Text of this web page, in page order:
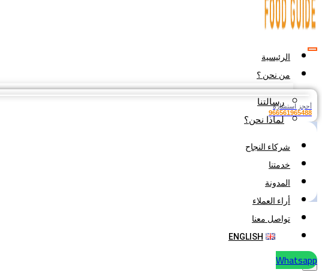
الرئيسية
من نحن ؟
رسالتنا
لماذا نحن؟
شركاء النجاح
خدمتنا
المدونة
أراء العملاء
تواصل معنا
ENGLISH
X
أحجز استشارة
966561965488
Whatsapp